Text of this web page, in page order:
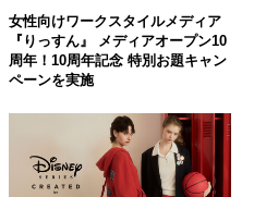
女性向けワークスタイルメディア
『りっすん』 メディアオープン10
周年！10周年記念 特別お題キャン
ペーンを実施